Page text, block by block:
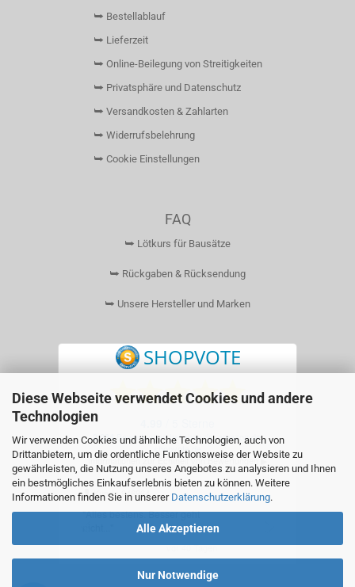
Diese Webseite verwendet Cookies und andere
Technologien
Wir verwenden Cookies und ähnliche Technologien, auch von
Drittanbietern, um die ordentliche Funktionsweise der Website zu
gewährleisten, die Nutzung unseres Angebotes zu analysieren und Ihnen
ein bestmögliches Einkaufserlebnis bieten zu können. Weitere
Informationen finden Sie in unserer Datenschutzerklärung.
Alle Akzeptieren
Nur Notwendige
⮩ Bestellablauf
⮩ Lieferzeit
⮩ Online-Beilegung von Streitigkeiten
⮩ Privatsphäre und Datenschutz
⮩ Versandkosten & Zahlarten
⮩ Widerrufsbelehrung
⮩ Cookie Einstellungen
FAQ
⮩ Lötkurs für Bausätze
⮩ Rückgaben & Rücksendung
⮩ Unsere Hersteller und Marken